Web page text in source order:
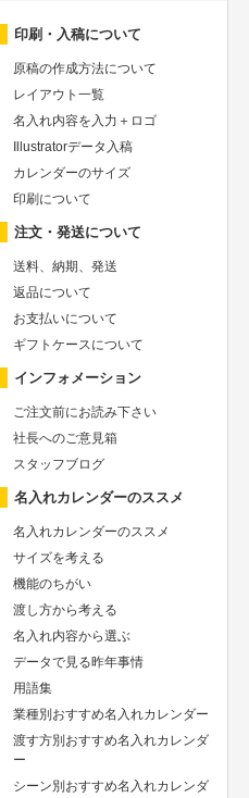
印刷・入稿について
原稿の作成方法について
レイアウト一覧
名入れ内容を入力＋ロゴ
Illustratorデータ入稿
カレンダーのサイズ
印刷について
注文・発送について
送料、納期、発送
返品について
お支払いについて
ギフトケースについて
インフォメーション
ご注文前にお読み下さい
社長へのご意見箱
スタッフブログ
名入れカレンダーのススメ
名入れカレンダーのススメ
サイズを考える
機能のちがい
渡し方から考える
名入れ内容から選ぶ
データで見る昨年事情
用語集
業種別おすすめ名入れカレンダー
渡す方別おすすめ名入れカレンダ
ー
シーン別おすすめ名入れカレンダ